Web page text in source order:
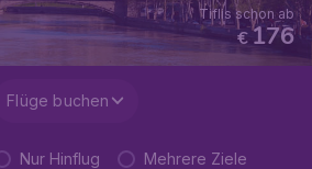
€176
Tiflis schon ab
Flüge buchen
Nur Hinflug Mehrere Ziele